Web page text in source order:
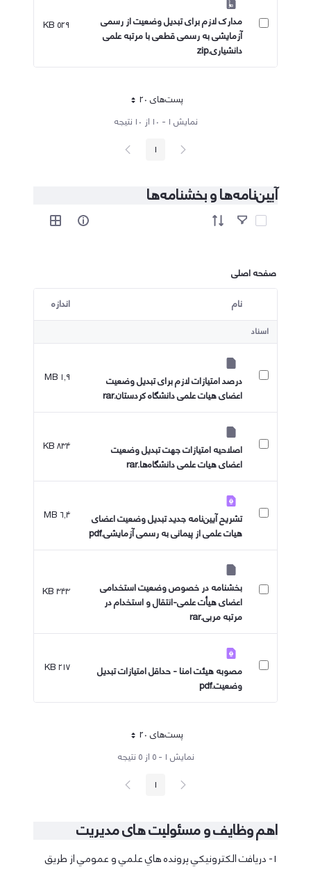
مدارک لازم برای تبدیل وضعیت از رسمی
آزمایشی به رسمی قطعی با مرتبه علمی
دانشیاری.zip
۵۲۹ KB
پست‌‌های 20هر صفحه
نمایش ۱ - ۱۰ از ۱۰ نتیجه
پیغام
قبلی صفحه1 صفحه
بعد
آیین‌نامه‌ها و بخشنامه‌ها
آیتم ها را انتخاب کنید
صفحه اصلی
کاربر انتخاب شده
نام اندازه
اسناد
درصد امتیازات لازم برای تبدیل وضعیت
اعضای هیات علمی دانشگاه کردستان.rar
۱٫۹ MB
اصلاحیه امتیازات جهت تبدیل وضعیت
اعضای هیات علمی دانشگاه‌ها.rar
۸۳۴ KB
تشریح آیین‌نامه جدید تبدیل وضعیت اعضای
هیات علمی از پیمانی به رسمی آزمایشی.pdf
۶٫۴ MB
بخشنامه در خصوص وضعیت استخدامی
اعضای هیأت علمی-انتقال و استخدام در
مرتبه مربی​​​​​​.rar
۳۴۳ KB
مصوبه هیئت امنا - حداقل امتیازات تبدیل
وضعیت.pdf
۲۱۷ KB
پست‌‌های 20هر صفحه
نمایش ۱ - ۵ از ۵ نتیجه
پیغام
قبلی صفحه1 صفحه
بعد
اهم وظایف و مسئولیت های مدیریت
1- دريافت الكترونيكي پرونده هاي علمي و عمومي از طريق